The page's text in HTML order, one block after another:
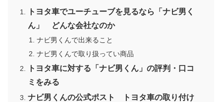
トヨタ車でユーチューブを見るなら「ナビ男く
ん」 どんな会社なのか
ナビ男くんで出来ること
ナビ男くんで取り扱ってい商品
トヨタ車に対する「ナビ男くん」の評判・口コ
ミをみる
ナビ男くんの公式ポスト トヨタ車の取り付け